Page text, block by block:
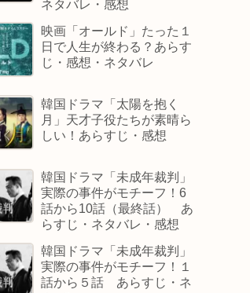
ネタバレ・感想
映画「オールド」たった１
日で人生が終わる？あらす
じ・感想・ネタバレ
韓国ドラマ「太陽を抱く
月」天才子役たちが素晴ら
しい！あらすじ・感想
韓国ドラマ「未成年裁判」
実際の事件がモチーフ！6
話から10話（最終話） あ
らすじ・ネタバレ・感想
韓国ドラマ「未成年裁判」
実際の事件がモチーフ！１
話から５話 あらすじ・ネ